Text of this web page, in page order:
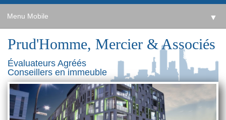
Menu Mobile ▼
Prud'Homme, Mercier & Associés
Évaluateurs Agréés
Conseillers en immeuble